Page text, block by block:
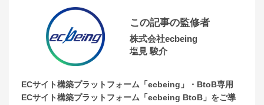
この記事の監修者
株式会社ecbeing
塩見 駿介
ECサイト構築プラットフォーム「ecbeing」・BtoB専用
ECサイト構築プラットフォーム「ecbeing BtoB」をご導